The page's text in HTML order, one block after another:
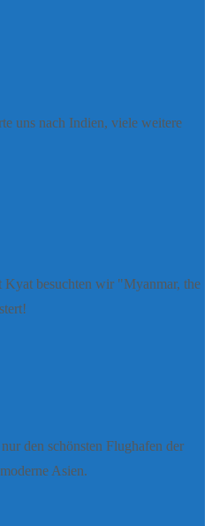
uns nach Indien, viele weitere
besuchten wir "Myanmar, the
den schönsten Flughafen der
Asien.